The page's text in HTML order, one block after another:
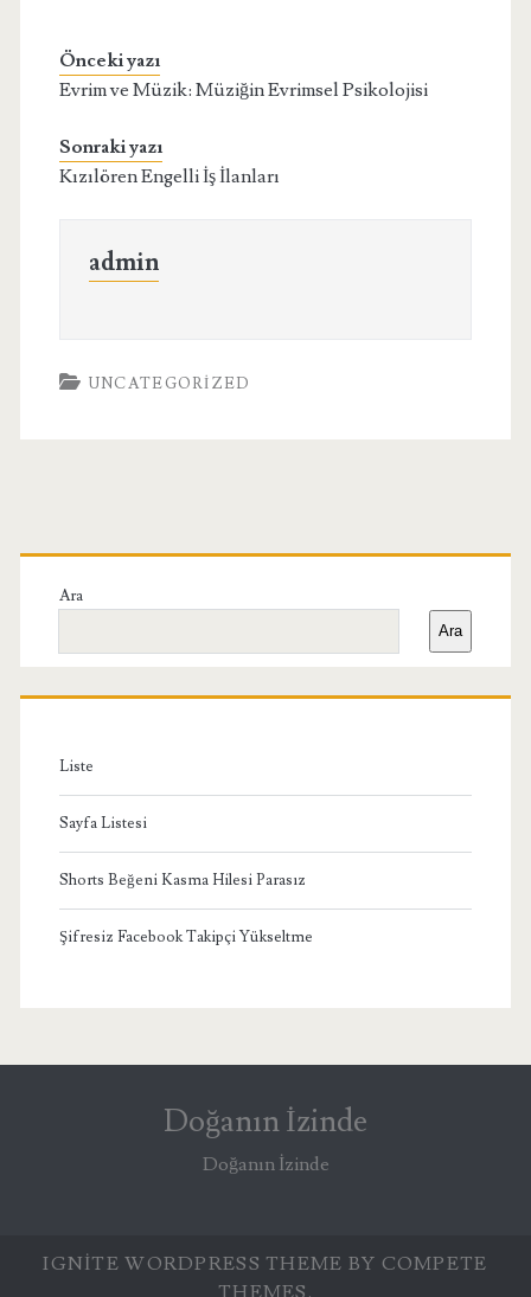
Önceki yazı
Evrim ve Müzik: Müziğin Evrimsel Psikolojisi
Sonraki yazı
Kızılören Engelli İş İlanları
admin
UNCATEGORIZED
Birincil
Yan
Menü
Ara
Ara
Liste
Sayfa Listesi
Shorts Beğeni Kasma Hilesi Parasız
Şifresiz Facebook Takipçi Yükseltme
Doğanın İzinde
Doğanın İzinde
IGNITE WORDPRESS THEME BY COMPETE
THEMES.